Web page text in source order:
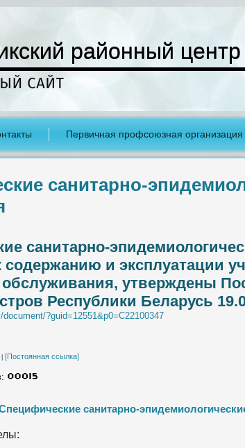
районный
Первичная профсоюзная организация
санитарно-
санитарно-
содержанию и эксплуатации
утверждены
Республики Беларусь
?guid=12551&p0=C22100347
[Постоянная ссылка]
санитарно-